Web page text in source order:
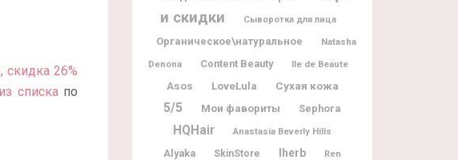
скидка 26%
спискапо
и скидки
Сыворотка для лица
Органическое\натуральное
Natasha
Denona
Content Beauty Ile de Beaute
Asos LoveLula Сухая кожа
5/5 Мои фавориты Sephora
HQHair Anastasia Beverly Hills
Alyaka SkinStore Iherb Ren